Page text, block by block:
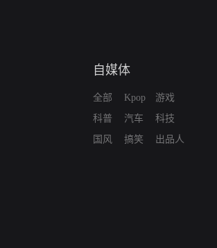
自媒体
全部
科普
国风
Kpop
汽车
搞笑
游戏
科技
出品人